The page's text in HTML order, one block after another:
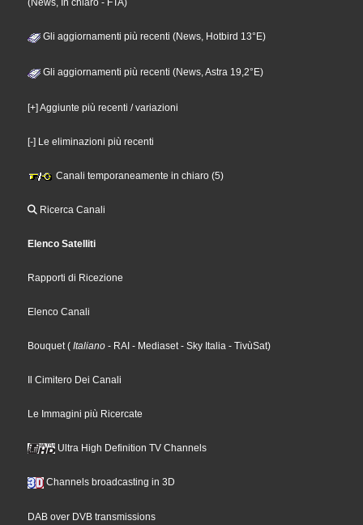
(News, In chiaro - FTA)
Gli aggiornamenti più recenti (News, Hotbird 13°E)
Gli aggiornamenti più recenti (News, Astra 19,2°E)
[+] Aggiunte più recenti / variazioni
[-] Le eliminazioni più recenti
Canali temporaneamente in chiaro (5)
Ricerca Canali
Elenco Satelliti
Rapporti di Ricezione
Elenco Canali
Bouquet( Italiano - RAI - Mediaset- Sky Italia - TivùSat)
Il Cimitero Dei Canali
Le Immagini più Ricercate
Ultra High Definition TV Channels
Channels broadcasting in 3D
DAB over DVB transmissions